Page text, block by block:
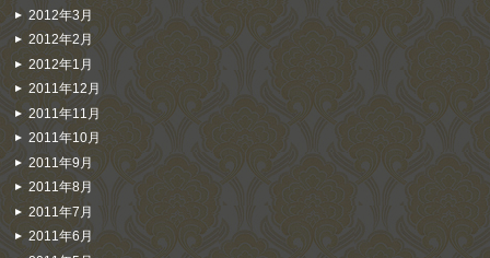
2012年3月
2012年2月
2012年1月
2011年12月
2011年11月
2011年10月
2011年9月
2011年8月
2011年7月
2011年6月